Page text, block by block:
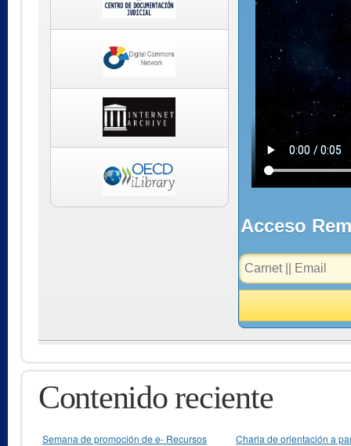
Contenido reciente
Semana de promoción de e- Recursos Charla de orientación a